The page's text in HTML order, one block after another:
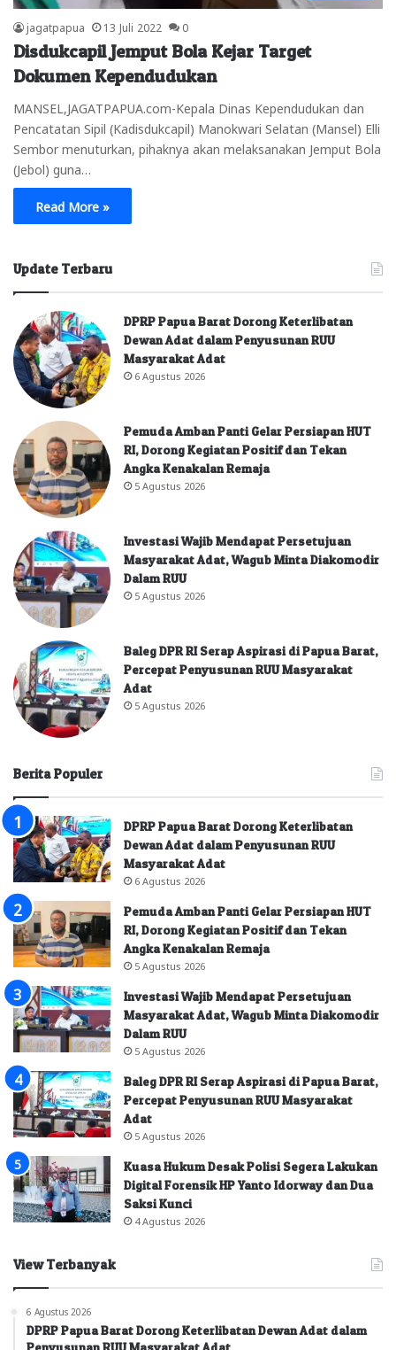
jagatpapua 13 Juli 2022 0
Disdukcapil Jemput Bola Kejar Target
Dokumen Kependudukan
MANSEL,JAGATPAPUA.com-Kepala Dinas Kependudukan dan
Pencatatan Sipil (Kadisdukcapil) Manokwari Selatan (Mansel) Elli
Sembor menuturkan, pihaknya akan melaksanakan Jemput Bola
(Jebol) guna…
Read More »
Update Terbaru
DPRP Papua Barat Dorong Keterlibatan
Dewan Adat dalam Penyusunan RUU
Masyarakat Adat
6 Agustus 2026
Pemuda Amban Panti Gelar Persiapan HUT
RI, Dorong Kegiatan Positif dan Tekan
Angka Kenakalan Remaja
5 Agustus 2026
Investasi Wajib Mendapat Persetujuan
Masyarakat Adat, Wagub Minta Diakomodir
Dalam RUU
5 Agustus 2026
Baleg DPR RI Serap Aspirasi di Papua Barat,
Percepat Penyusunan RUU Masyarakat
Adat
5 Agustus 2026
Berita Populer
DPRP Papua Barat Dorong Keterlibatan
Dewan Adat dalam Penyusunan RUU
Masyarakat Adat
6 Agustus 2026
Pemuda Amban Panti Gelar Persiapan HUT
RI, Dorong Kegiatan Positif dan Tekan
Angka Kenakalan Remaja
5 Agustus 2026
Investasi Wajib Mendapat Persetujuan
Masyarakat Adat, Wagub Minta Diakomodir
Dalam RUU
5 Agustus 2026
Baleg DPR RI Serap Aspirasi di Papua Barat,
Percepat Penyusunan RUU Masyarakat
Adat
5 Agustus 2026
Kuasa Hukum Desak Polisi Segera Lakukan
Digital Forensik HP Yanto Idorway dan Dua
Saksi Kunci
4 Agustus 2026
View Terbanyak
6 Agustus 2026
DPRP Papua Barat Dorong Keterlibatan Dewan Adat dalam
Penyusunan RUU Masyarakat Adat